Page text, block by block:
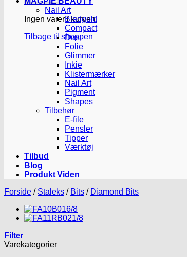
Ingen varer i kurven.
Tilbage til shoppen
Nail Art
Bladguld
Compact
Dust
Folie
Glimmer
Inkie
Klistermærker
Nail Art
Pigment
Shapes
Tilbehør
E-file
Pensler
Tipper
Værktøj
Tilbud
Blog
Produkt Viden
Forside / Staleks / Bits / Diamond Bits
Filter
Varekategorier